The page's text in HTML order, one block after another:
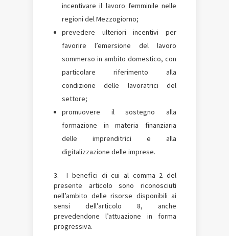
incentivare il lavoro femminile nelle
regioni del Mezzogiorno;
prevedere ulteriori incentivi per
favorire l’emersione del lavoro
sommerso in ambito domestico, con
particolare riferimento alla
condizione delle lavoratrici del
settore;
promuovere il sostegno alla
formazione in materia finanziaria
delle imprenditrici e alla
digitalizzazione delle imprese.
3. I benefìci di cui al comma 2 del
presente articolo sono riconosciuti
nell’ambito delle risorse disponibili ai
sensi dell’articolo 8, anche
prevedendone l’attuazione in forma
progressiva.